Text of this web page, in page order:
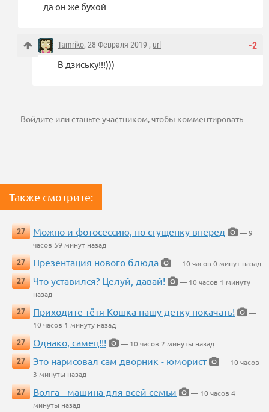
да он же бухой
-2
Tamriko, 28 Февраля 2019 , url
В дзиську!!!)))
Войдите илистаньте участником, чтобы комментировать
Также смотрите:
27 Можно и фотосессию, но сгущенку вперед
— 9
часов 59 минут назад
27
Презентация нового блюда
— 10 часов 0 минут назад
27
Что уставился? Целуй, давай!
— 10 часов 1 минуту
назад
27
Приходите тётя Кошка нашу детку покачать!
—
10 часов 1 минуту назад
27
Однако, самец!!!
— 10 часов 2 минуты назад
27
Это нарисовал сам дворник - юморист
— 10 часов
3 минуты назад
27
Волга - машина для всей семьи
— 10 часов 4
минуты назад